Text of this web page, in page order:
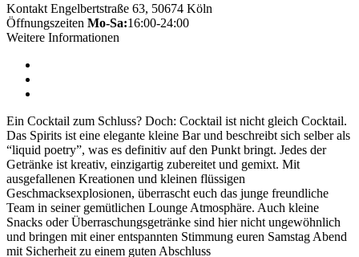
Kontakt Engelbertstraße 63, 50674 Köln
Öffnungszeiten Mo-Sa:16:00-24:00
Weitere Informationen
Ein Cocktail zum Schluss? Doch: Cocktail ist nicht gleich Cocktail.
Das Spirits ist eine elegante kleine Bar und beschreibt sich selber als
“liquid poetry”, was es definitiv auf den Punkt bringt. Jedes der
Getränke ist kreativ, einzigartig zubereitet und gemixt. Mit
ausgefallenen Kreationen und kleinen flüssigen
Geschmacksexplosionen, überrascht euch das junge freundliche
Team in seiner gemütlichen Lounge Atmosphäre. Auch kleine
Snacks oder Überraschungsgetränke sind hier nicht ungewöhnlich
und bringen mit einer entspannten Stimmung euren Samstag Abend
mit Sicherheit zu einem guten Abschluss